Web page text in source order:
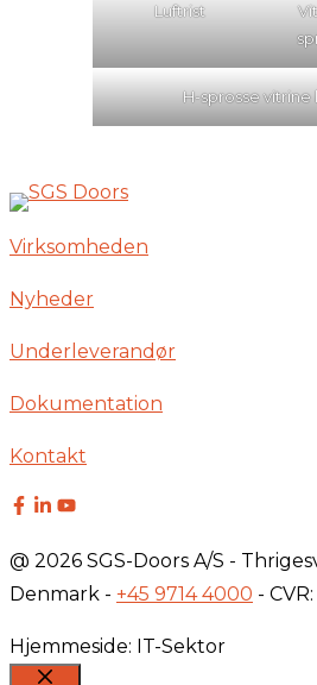
Luftrist
H-sprosse vitrine
Virksomheden
Nyheder
Underleverandør
Dokumentation
Kontakt
@ 2026 SGS-Doors A/S -
Denmark - +45 9714 4000 -
Hjemmeside: IT-Sektor